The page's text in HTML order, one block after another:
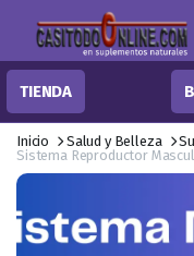
TIENDA
Inicio Salud y Belleza
Sistema Reproductor